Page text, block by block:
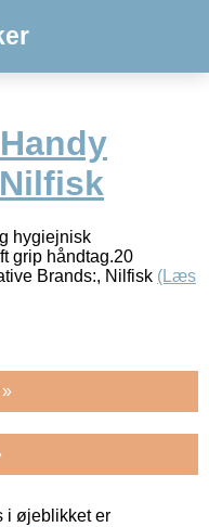
hygiejnisk
grip håndtag.20
Brands:, Nilfisk (Læs
i øjeblikket er